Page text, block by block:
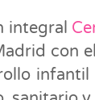
integral
con
infantil